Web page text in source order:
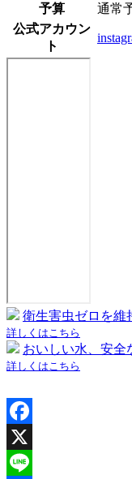
予算
通常
公式アカウン
ト
衛生害虫ゼロを維
詳しくはこちら
おいしい水、安全
詳しくはこちら